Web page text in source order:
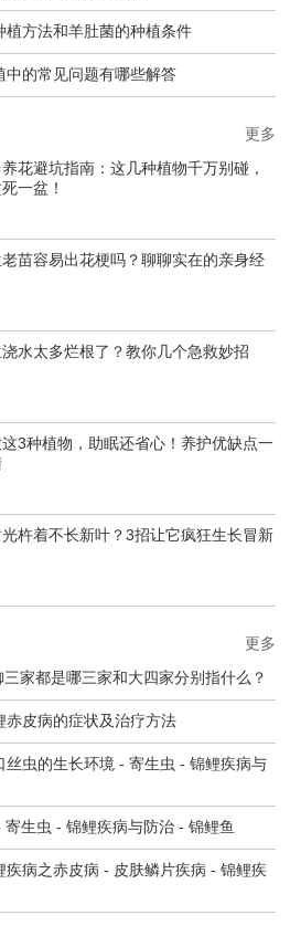
方法和羊肚菌的种植条件
中的常见问题有哪些解答
花避坑指南：这几种植物千万别碰，
一盆！
苗容易出花梗吗？聊聊实在的亲身经
水太多烂根了？教你几个急救妙招
3种植物，助眠还省心！养护优缺点一
杵着不长新叶？3招让它疯狂生长冒新
更多
家都是哪三家和大四家分别指什么？
赤皮病的症状及治疗方法
丝虫的生长环境 - 寄生虫 - 锦鲤疾病与
生虫 - 锦鲤疾病与防治 - 锦鲤鱼
疾病之赤皮病 - 皮肤鳞片疾病 - 锦鲤疾
更多